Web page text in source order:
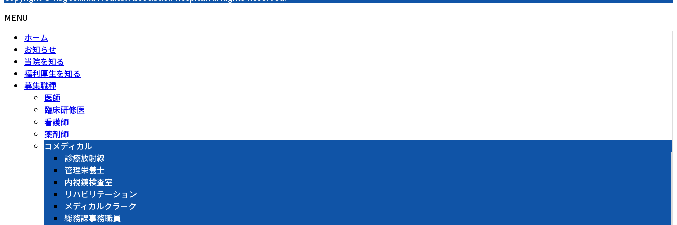
MENU
ホーム
お知らせ
当院を知る
福利厚生を知る
募集職種
医師
臨床研修医
看護師
薬剤師
コメディカル
診療放射線
管理栄養士
内視鏡検査室
リハビリテーション
メディカルクラーク
総務課事務職員